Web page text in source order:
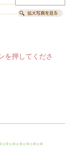
を押してくださ